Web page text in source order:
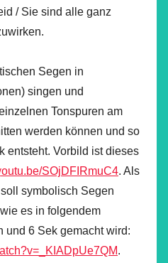
/ Sie sind alle ganz
Segen in
singen und
Tonspuren am
werden können und so
entsteht. Vorbild ist dieses
SOjDFIRmuC4. Als
symbolisch Segen
es in folgendem
und 6 Sek gemacht wird:
.